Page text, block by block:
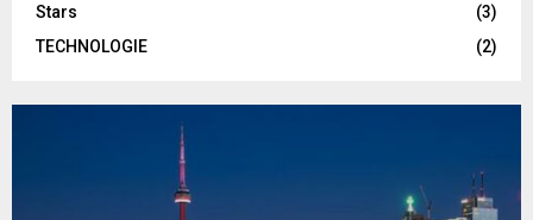
Stars
(3)
TECHNOLOGIE
(2)